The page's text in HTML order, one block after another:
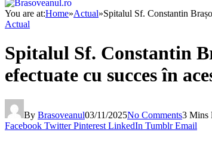
You are at:Home»Actual»Spitalul Sf. Constantin
Actual
Spitalul Sf. Constantin
efectuate cu succes în
By Brasoveanul03/11/2025No Comments3 Mins
Facebook Twitter Pinterest LinkedIn Tumblr Email